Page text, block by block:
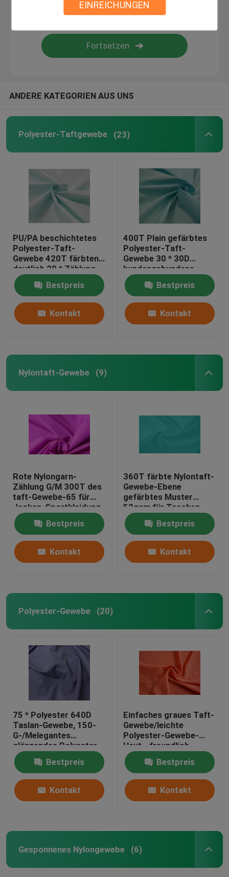
EINREICHUNGEN
Überzogenes Polyester-Gewebe PUs
Garn gefärbt Gewebe
ANDERE KATEGORIEN AUS UNS
Polyester-Taftgewebe (23)
PU/PA beschichtetes
Polyester-Taft-
Gewebe 420T färbten
deutlich 20 * Zählung
des Garn-20d
Bestpreis
Kontakt
400T Plain gefärbtes
Polyester-Taft-
Gewebe 30 * 30D
kundengebundene
Farbe für Stoff
Bestpreis
Kontakt
Nylontaft-Gewebe (9)
Rote Nylongarn-
Zählung G/M 300T des
taft-Gewebe-65 für
Jacken-Sportkleidung
Bestpreis
Kontakt
360T färbte Nylontaft-
Gewebe-Ebene
gefärbtes Muster
52gsm für Taschen-
Stoff
Bestpreis
Kontakt
Polyester-Gewebe (20)
75 * Polyester 640D
Taslan-Gewebe, 150-
G-/Melegantes
glänzendes Polyester-
Gewebe
Bestpreis
Kontakt
Einfaches graues Taft-
Gewebe/leichte
Polyester-Gewebe-
Haut - freundlich
Bestpreis
Kontakt
Gesponnenes Nylongewebe (6)